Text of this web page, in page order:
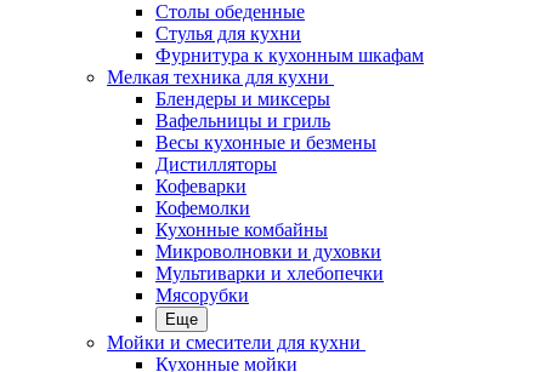
Столы обеденные
Стулья для кухни
Фурнитура к кухонным шкафам
Мелкая техника для кухни
Блендеры и миксеры
Вафельницы и гриль
Весы кухонные и безмены
Дистилляторы
Кофеварки
Кофемолки
Кухонные комбайны
Микроволновки и духовки
Мультиварки и хлебопечки
Мясорубки
Еще
Мойки и смесители для кухни
Кухонные мойки